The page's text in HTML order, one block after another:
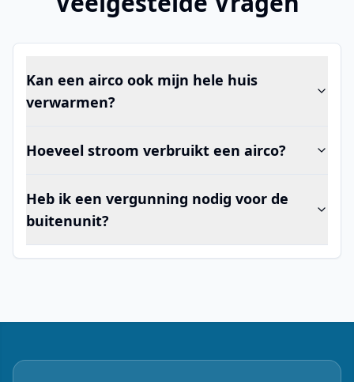
Kan een airco ook mijn hele huis
verwarmen?
Hoeveel stroom verbruikt een airco?
Heb ik een vergunning nodig voor de
buitenunit?